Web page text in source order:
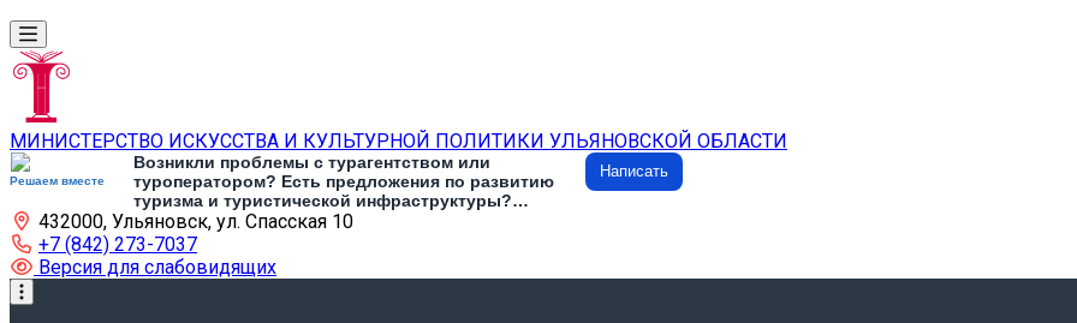
МИНИСТЕРСТВО ИСКУССТВА И КУЛЬТУРНОЙ ПОЛИТИКИ УЛЬЯНОВСКОЙ ОБЛАСТИ
Решаем вместе
Возникли проблемы с турагентством или
туроператором? Есть предложения по развитию
туризма и туристической инфраструктуры?
Напишите об этом
Написать
432000, Ульяновск, ул. Спасская 10
+7 (842) 273-7037
Версия для слабовидящих